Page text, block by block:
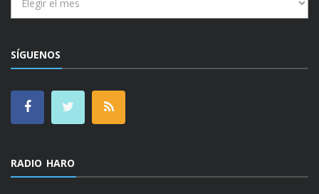
SÍGUENOS
RADIO HARO